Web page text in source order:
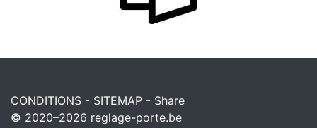
CONDITIONS - SITEMAP - Share
© 2020–2026 reglage-porte.be